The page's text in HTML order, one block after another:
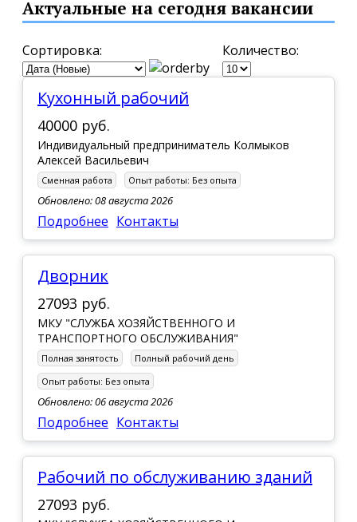
Актуальные на сегодня вакансии
Сортировка: Количество:
Кухонный рабочий
40000 руб.
Индивидуальный предприниматель Колмыков
Алексей Васильевич
Сменная работа Опыт работы: Без опыта
Обновлено: 08 августа 2026
Подробнее Контакты
Дворник
27093 руб.
МКУ "СЛУЖБА ХОЗЯЙСТВЕННОГО И
ТРАНСПОРТНОГО ОБСЛУЖИВАНИЯ"
Полная занятость
Полный рабочий день
Опыт работы: Без опыта
Обновлено: 06 августа 2026
Подробнее Контакты
рабочий по обслуживанию зданий
27093 руб.